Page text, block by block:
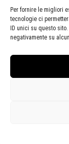
Per fornire le migliori
tecnologie ci
ID unici su questo
negativamente su
Tel:
+39 0584 944580
Email:
Segnalazione di